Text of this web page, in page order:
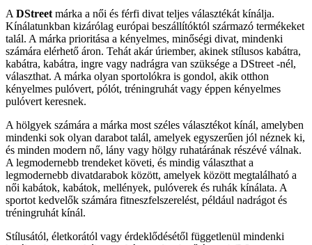
A DStreet márka a női és férfi divat teljes választékát kínálja.
Kínálatunkban kizárólag európai beszállítóktól származó termékeket
talál. A márka prioritása a kényelmes, minőségi divat, mindenki
számára elérhető áron. Tehát akár úriember, akinek stílusos kabátra,
kabátra, kabátra, ingre vagy nadrágra van szüksége a DStreet -nél,
választhat. A márka olyan sportolókra is gondol, akik otthon
kényelmes pulóvert, pólót, tréningruhát vagy éppen kényelmes
pulóvert keresnek.
A hölgyek számára a márka most széles választékot kínál, amelyben
mindenki sok olyan darabot talál, amelyek egyszerűen jól néznek ki,
és minden modern nő, lány vagy hölgy ruhatárának részévé válnak.
A legmodernebb trendeket követi, és mindig választhat a
legmodernebb divatdarabok között, amelyek között megtalálható a
női kabátok, kabátok, mellények, pulóverek és ruhák kínálata. A
sportot kedvelők számára fitneszfelszerelést, például nadrágot és
tréningruhát kínál.
Stílusától, életkorától vagy érdeklődésétől függetlenül mindenki